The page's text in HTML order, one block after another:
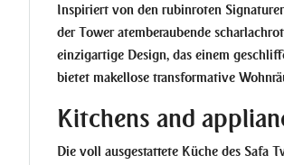
Inspiriert von den rubinroten
der Tower atemberaubende
einzigartige Design, das einem
bietet makellose transformative
Kitchens and
Die voll ausgestattete Küche des Safa